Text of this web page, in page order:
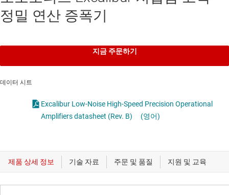
정밀 연산 증폭기
지금 주문하기
데이터 시트
Excalibur Low-Noise High-Speed Precision Operational
Amplifiers datasheet (Rev. B)
(영어)